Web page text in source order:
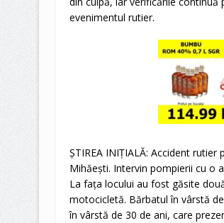
evenimentul rutier.
ȘTIREA INIȚIALĂ: Accident
Mihăești. Intervin pompierii cu o
La fața locului au fost găsite
motocicletă. Bărbatul în vârstă
în vârstă de 30 de ani, care